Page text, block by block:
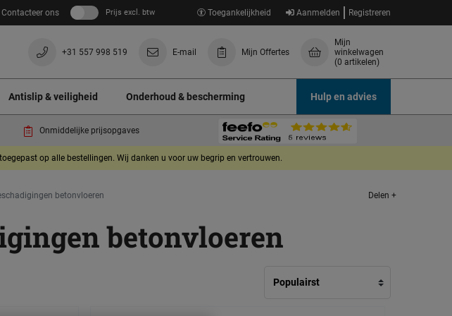
Contacteer ons Prijs excl. btw Toegankelijkheid Aanmelden Registreren
+31 557 998 519 E-mail Mijn Offertes
Mijn
winkelwagen
(0 artikelen)
Antislip & veiligheid Onderhoud & bescherming Hulp en advies
Onmiddelijke prijsopgaves
op alle bestellingen. Wij danken u voor uw begrip en vertrouwen.
betonvloeren Delen +
betonvloeren